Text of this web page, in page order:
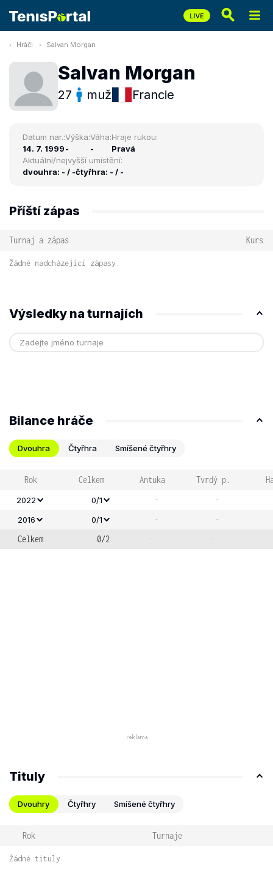
Hráči Salvan Morgan
Salvan Morgan
27 muž Francie
Datum nar.:
14. 7. 1999
Výška:
-
Váha:
-
Hraje rukou:
Pravá
Aktuální/nejvyšší umístění:
dvouhra: - / -čtyřhra: - / -
Příští zápas
Turnaj a zápas Kurs
Žádné nadcházející zápasy.
Výsledky na turnajích
Bilance hráče
Dvouhra Čtyřhra Smíšené čtyřhry
Rok Celkem Antuka Tvrdý p.
2022 0/1 - -
2016 0/1 -
-
Celkem
0/2 - -
Tituly
Dvouhry Čtyřhry Smíšené čtyřhry
Rok Turnaje
Žádné tituly